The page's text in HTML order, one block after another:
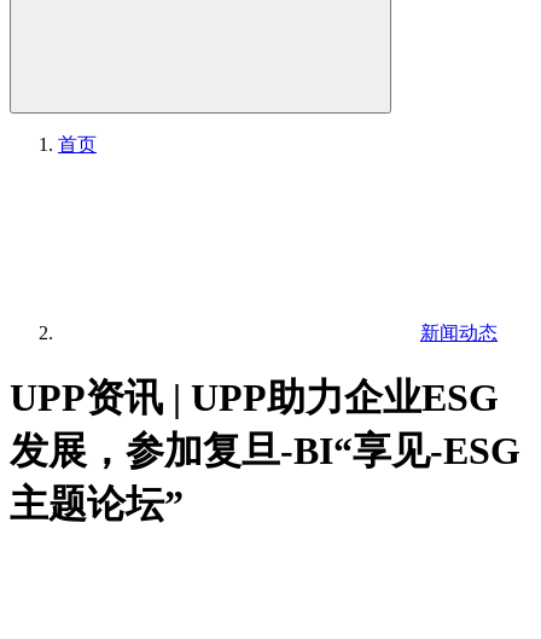
首页
新闻动态
UPP资讯 | UPP助力企业ESG
发展，参加复旦-BI“享见-ESG
主题论坛”